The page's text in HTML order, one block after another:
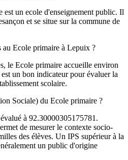
est un ecole d'enseignement public. Il
et se situe sur la commune de
au Ecole primaire à Lepuix ?
le Ecole primaire accueille environ
un bon indicateur pour évaluer la
scolaire.
Sociale) du Ecole primaire ?
à 92.30000305175781.
de mesurer le contexte socio-
des élèves. Un IPS supérieur à la
un public d'origine